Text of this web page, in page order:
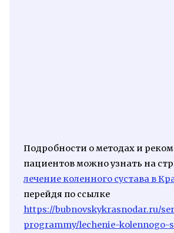
Подробности о методах и
пациентов можно узнать на
лечение коленного сустава в
перейдя по ссылке
https://bubnovskykrasnodar.ru/
programmy/lechenie-kolennogo-